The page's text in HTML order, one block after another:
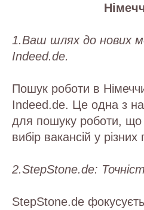
1.Ваш шлях до нових
Indeed.de.
Пошук роботи в
Indeed.de. Це одна з
для пошуку роботи,
вибір вакансій у різних
2.StepStone.de:
StepStone.de